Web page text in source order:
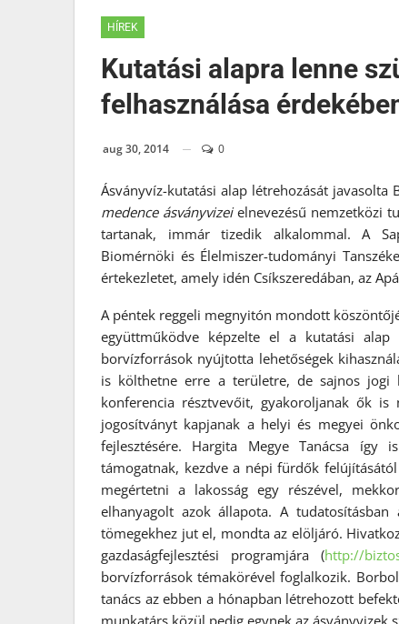
HÍREK
Kutatási alapra lenne
felhasználása
aug 30, 2014 0
Ásványvíz-kutatási alap létrehozását javasolta
medence ásványvizeielnevezésű nemzetközi
tartanak, immár tizedik alkalommal. A
Biomérnöki és Élelmiszer-tudományi
értekezletet, amely idén Csíkszeredában, az
A péntek reggeli megnyitón mondott
együttműködve képzelte el a kutatási
borvízforrások nyújtotta lehetőségek
is költhetne erre a területre, de sajnos
konferencia résztvevőit, gyakoroljanak ők
jogosítványt kapjanak a helyi és megyei
fejlesztésére. Hargita Megye Tanácsa így
támogatnak, kezdve a népi fürdők
megértetni a lakosság egy részével,
elhanyagolt azok állapota. A
tömegekhez jut el, mondta az elöljáró.
gazdaságfejlesztési programjára (http://
borvízforrások témakörével foglalkozik.
tanács az ebben a hónapban létrehozott
munkatárs közül pedig egynek az ásványvizek